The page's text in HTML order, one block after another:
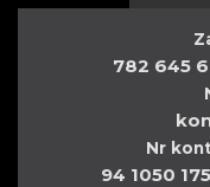
782 645
Nr
94 1050